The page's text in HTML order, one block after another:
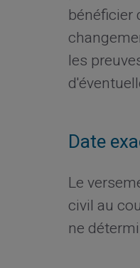
bénéficier
les
Date
Le
civil au
ne